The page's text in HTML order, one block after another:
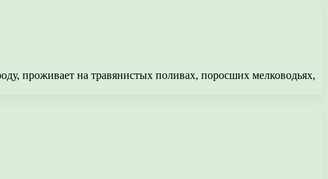
проживает на травянистых поливах, поросших мелководьях,